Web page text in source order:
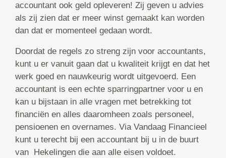
accountant ook geld opleveren! Zij geven u advies
als zij zien dat er meer winst gemaakt kan worden
dan dat er momenteel gedaan wordt.
Doordat de regels zo streng zijn voor accountants,
kunt u er vanuit gaan dat u kwaliteit krijgt en dat het
werk goed en nauwkeurig wordt uitgevoerd. Een
accountant is een echte sparringpartner voor u en
kan u bijstaan in alle vragen met betrekking tot
financiën en alles daaromheen zoals personeel,
pensioenen en overnames. Via Vandaag Financieel
kunt u terecht bij een accountant bij u in de buurt
van Hekelingen die aan alle eisen voldoet.